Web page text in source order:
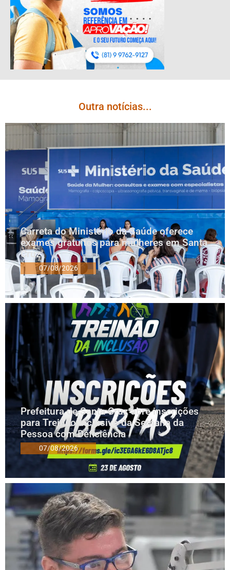
Outra notícias...
Carreta do Ministério da Saúde oferece
exames gratuitos para mulheres em Santa
Cruz
07/08/2026
Prefeitura de Santa Cruz abre inscrições
para Treinão Inclusivo da Semana da
Pessoa com Deficiência
07/08/2026